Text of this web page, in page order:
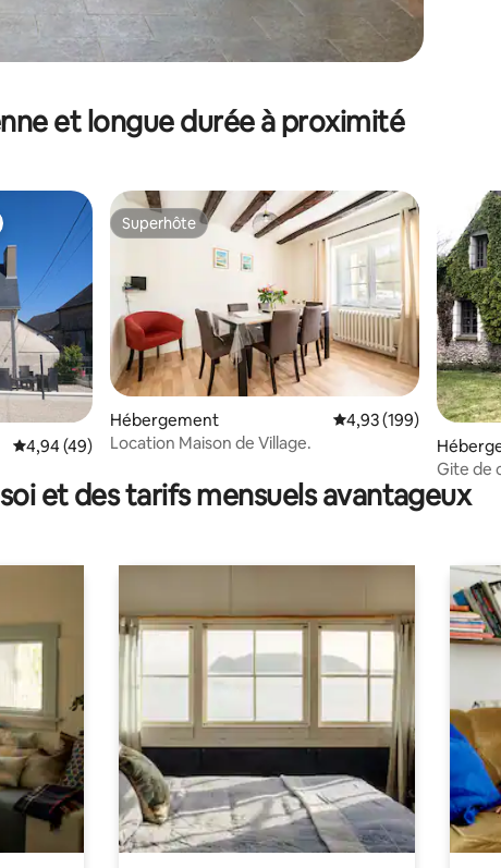
et longue durée à proximité
: 5 sur 5
plus appréciés
Évaluation moyenne sur la base de 49 commentaires : 4,94 sur 5
4,94 (49)
Superhôte
Superhôte
Hébergement Évaluation moyenne
4,93 (199)
Location Maison de Village.
Gite de
et des tarifs mensuels avantageux